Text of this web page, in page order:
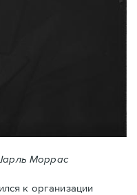
Моррас
к организации